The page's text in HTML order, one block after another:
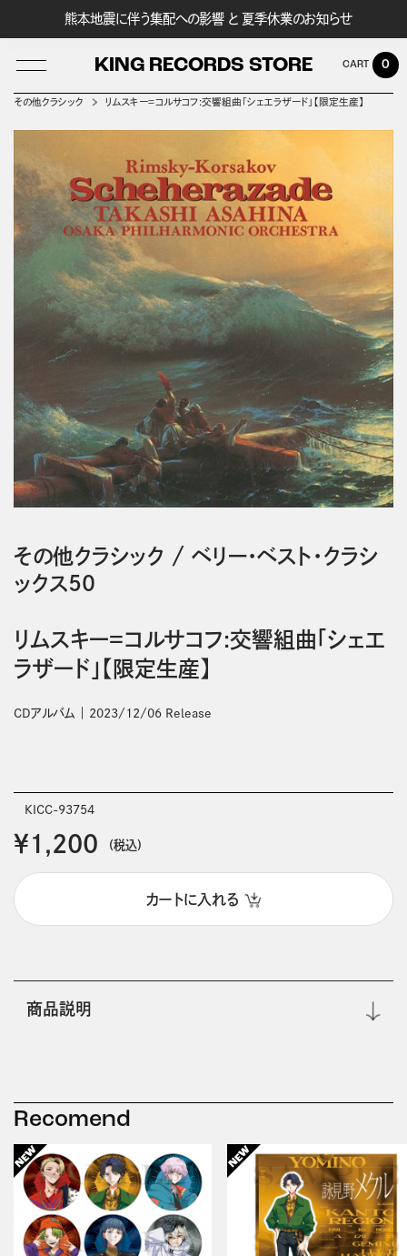
熊本地震に伴う集配への影響 と 夏季休業のお知らせ
KING RECORDS STORE
LOG IN
0
その他クラシック リムスキー＝コルサコフ:交響組曲「シェエラザード」【限定生産】
その他クラシック / ベリー・ベスト・クラシ
ックス50
リムスキー＝コルサコフ:交響組曲「シェエ
ラザード」【限定生産】
CDアルバム 2023/12/06 Release
KICC-93754
￥1,200 (税込)
カートに入れる
商品説明
Recomend